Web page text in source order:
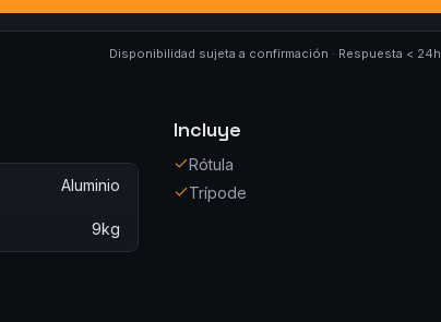
Disponibilidad sujeta a confirmación · Respuesta < 24h
Aluminio
9kg
Incluye
Rótula
Trípode